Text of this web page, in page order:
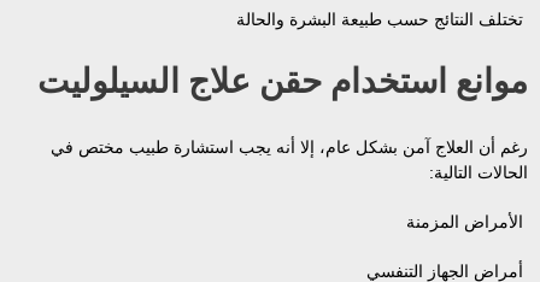
تختلف النتائج حسب طبيعة البشرة والحالة
موانع استخدام حقن علاج السيلوليت
رغم أن العلاج آمن بشكل عام، إلا أنه يجب استشارة طبيب مختص في
الحالات التالية:
الأمراض المزمنة
أمراض الجهاز التنفسي